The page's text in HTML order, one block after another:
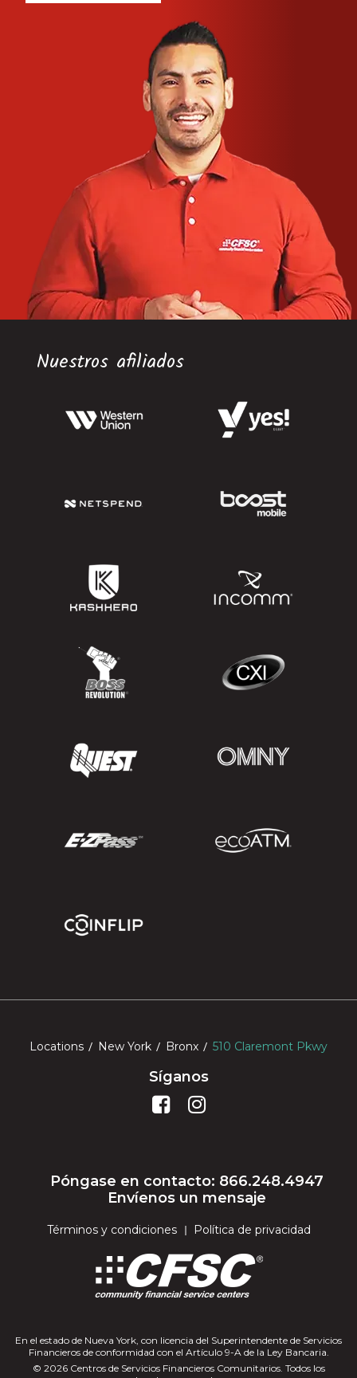
Nuestros afiliados
Locations New York Bronx 510 Claremont Pkwy
Síganos
Póngase en contacto: 866.248.4947
Envíenos un mensaje
Términos y condiciones Política de privacidad
En el estado de Nueva York, con licencia del Superintendente de Servicios
Financieros de conformidad con el Artículo 9-A de la Ley Bancaria.
© 2026 Centros de Servicios Financieros Comunitarios. Todos los